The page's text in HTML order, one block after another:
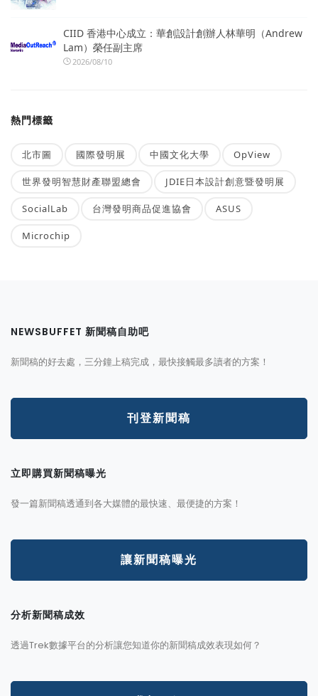
CIID 香港中心成立：華創設計創辦人林華明（Andrew
Lam）榮任副主席
2026/08/10
熱門標籤
北市圖 國際發明展 中國文化大學 OpView
世界發明智慧財產聯盟總會 JDIE日本設計創意暨發明展
SocialLab 台灣發明商品促進協會 ASUS
Microchip
NEWSBUFFET 新聞稿自助吧
新聞稿的好去處，三分鐘上稿完成，最快接觸最多讀者的方案！
刊登新聞稿
立即購買新聞稿曝光
發一篇新聞稿透通到各大媒體的最快速、最便捷的方案！
讓新聞稿曝光
分析新聞稿成效
透過Trek數據平台的分析讓您知道你的新聞稿成效表現如何？